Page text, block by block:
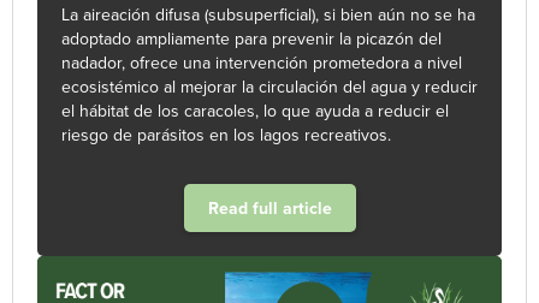
La aireación difusa (subsuperficial), si bien aún no se ha
adoptado ampliamente para prevenir la picazón del
nadador, ofrece una intervención prometedora a nivel
ecosistémico al mejorar la circulación del agua y reducir
el hábitat de los caracoles, lo que ayuda a reducir el
riesgo de parásitos en los lagos recreativos.
Read full article